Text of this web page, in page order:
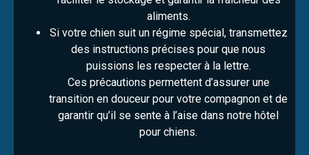
aliments.
Si votre chien suit un régime spécial, transmettez
des instructions précises pour que nous
puissions les respecter à la lettre.
Ces précautions permettent d’assurer une
transition en douceur pour votre compagnon et de
garantir qu’il se sente à l’aise dans notre hôtel
pour chiens.